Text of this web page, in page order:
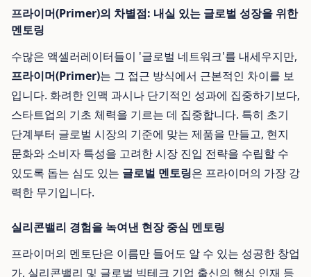
프라이머(Primer)의 차별점: 내실 있는 글로벌 성장을 위한
멘토링
수많은 액셀러레이터들이 '글로벌 네트워크'를 내세우지만,
프라이머(Primer)는 그 접근 방식에서 근본적인 차이를 보
입니다. 화려한 인맥 과시나 단기적인 성과에 집중하기보다,
스타트업의 기초 체력을 기르는 데 집중합니다. 특히 초기
단계부터 글로벌 시장의 기준에 맞는 제품을 만들고, 현지
문화와 소비자 특성을 고려한 시장 진입 전략을 수립할 수
있도록 돕는 심도 있는 글로벌 멘토링은 프라이머의 가장 강
력한 무기입니다.
실리콘밸리 경험을 녹여낸 현장 중심 멘토링
프라이머의 멘토단은 이름만 들어도 알 수 있는 성공한 창업
가, 실리콘밸리 및 글로벌 빅테크 기업 출신의 핵심 인재 등